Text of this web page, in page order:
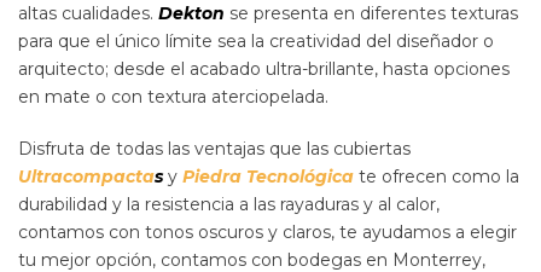
altas cualidades. Dekton se presenta en diferentes texturas
para que el único límite sea la creatividad del diseñador o
arquitecto; desde el acabado ultra-brillante, hasta opciones
en mate o con textura aterciopelada.
Disfruta de todas las ventajas que las cubiertas
Ultracompactas y Piedra Tecnológica te ofrecen como la
durabilidad y la resistencia a las rayaduras y al calor,
contamos con tonos oscuros y claros, te ayudamos a elegir
tu mejor opción, contamos con bodegas en Monterrey,